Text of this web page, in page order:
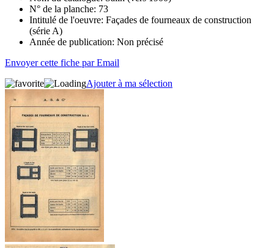
N° de la planche: 73
Intitulé de l'oeuvre: Façades de fourneaux de construction
(série A)
Année de publication: Non précisé
Envoyer cette fiche par Email
Ajouter à ma sélection